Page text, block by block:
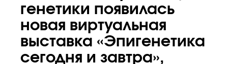
генетики появилась
новая виртуальная
выставка «Эпигенетика
сегодня и завтра»,